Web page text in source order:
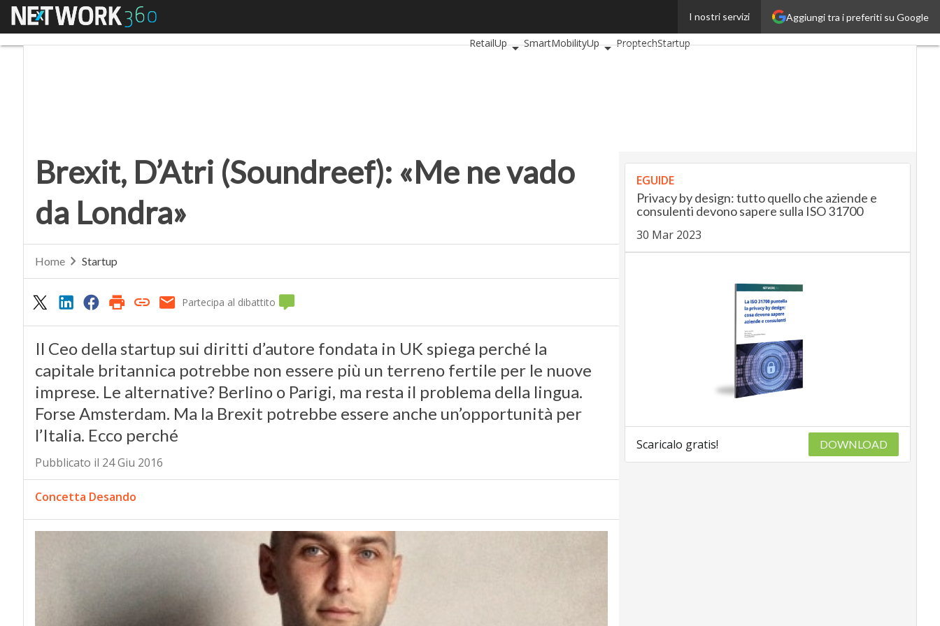
Aggiungi tra i preferiti su Google
I nostri servizi
Menu
InsuranceUp
RetailUp
SmartMobilityUp ProptechStartup
Brexit, D’Atri (Soundreef): «Me ne vado
da Londra»
Home Startup
Partecipa al dibattito
Il Ceo della startup sui diritti d’autore fondata in UK spiega perché la
capitale britannica potrebbe non essere più un terreno fertile per le nuove
imprese. Le alternative? Berlino o Parigi, ma resta il problema della lingua.
Forse Amsterdam. Ma la Brexit potrebbe essere anche un’opportunità per
l’Italia. Ecco perché
Pubblicato il 24 Giu 2016
Concetta Desando
EGUIDE
Privacy by design: tutto quello che aziende e
consulenti devono sapere sulla ISO 31700
30 Mar 2023
Scaricalo gratis! DOWNLOAD